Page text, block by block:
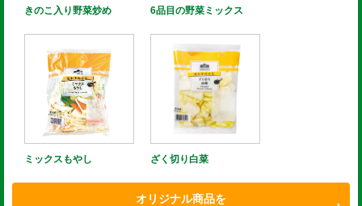
きのこ入り野菜炒め 6品目の野菜ミックス
ミックスもやし ざく切り白菜
オリジナル商品を